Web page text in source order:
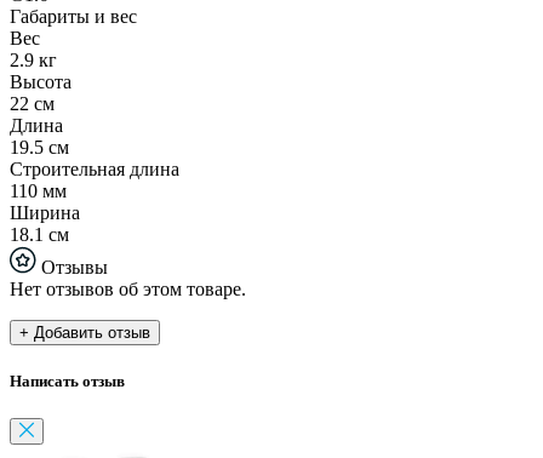
Габариты и вес
Вес
2.9 кг
Высота
22 см
Длина
19.5 см
Строительная длина
110 мм
Ширина
18.1 см
Отзывы
Нет отзывов об этом товаре.
+ Добавить отзыв
Написать отзыв